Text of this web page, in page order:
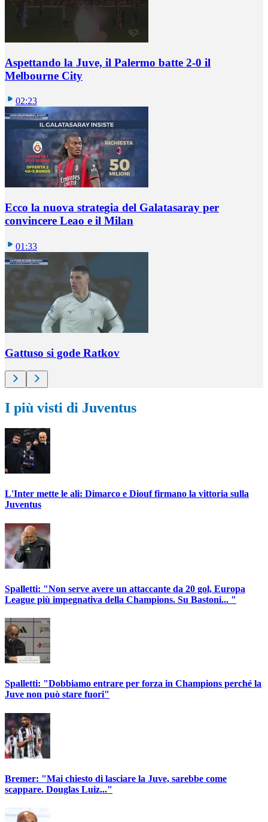
Aspettando la Juve, il Palermo batte 2-0 il
Melbourne City
02:23
Ecco la nuova strategia del Galatasaray per
convincere Leao e il Milan
01:33
Gattuso si gode Ratkov
I più visti di Juventus
L'Inter mette le ali: Dimarco e Diouf firmano la vittoria sulla
Juventus
Spalletti: "Non serve avere un attaccante da 20 gol, Europa
League più impegnativa della Champions. Su Bastoni... "
Spalletti: "Dobbiamo entrare per forza in Champions perché la
Juve non può stare fuori"
Bremer: "Mai chiesto di lasciare la Juve, sarebbe come
scappare. Douglas Luiz..."